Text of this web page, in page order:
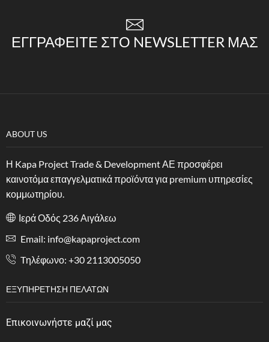
ΕΓΓΡΑΦΕΊΤΕ ΣΤΟ NEWSLETTER ΜΑΣ
ABOUT US
Η Kapa Project Trade & Development ΑΕ προσφέρει
καινοτόμα επαγγελματικά προϊόντα για premium υπηρεσίες
κομμωτηρίου.
Ιερά Οδός 236 Αιγάλεω
Email: info@kapaproject.com
Tηλέφωνο: +30 2113005050
ΕΞΥΠΗΡΈΤΗΣΗ ΠΕΛΑΤΏΝ
Επικοινωνήστε μαζί μας